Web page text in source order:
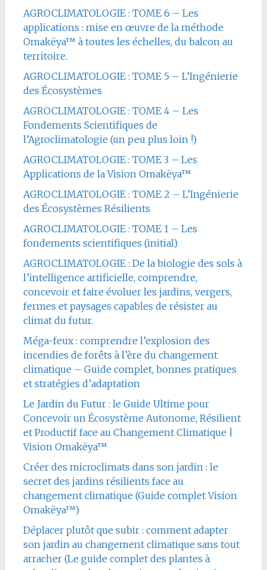
AGROCLIMATOLOGIE : TOME 6 – Les
applications : mise en œuvre de la méthode
Omakëya™ à toutes les échelles, du balcon au
territoire.
AGROCLIMATOLOGIE : TOME 5 – L’Ingénierie
des Écosystèmes
AGROCLIMATOLOGIE : TOME 4 – Les
Fondements Scientifiques de
l’Agroclimatologie (un peu plus loin !)
AGROCLIMATOLOGIE : TOME 3 – Les
Applications de la Vision Omakëya™
AGROCLIMATOLOGIE : TOME 2 – L’Ingénierie
des Écosystèmes Résilients
AGROCLIMATOLOGIE : TOME 1 – Les
fondements scientifiques (initial)
AGROCLIMATOLOGIE : De la biologie des sols à
l’intelligence artificielle, comprendre,
concevoir et faire évoluer les jardins, vergers,
fermes et paysages capables de résister au
climat du futur.
Méga-feux : comprendre l’explosion des
incendies de forêts à l’ère du changement
climatique – Guide complet, bonnes pratiques
et stratégies d’adaptation
Le Jardin du Futur : le Guide Ultime pour
Concevoir un Écosystème Autonome, Résilient
et Productif face au Changement Climatique |
Vision Omakëya™
Créer des microclimats dans son jardin : le
secret des jardins résilients face au
changement climatique (Guide complet Vision
Omakëya™)
Déplacer plutôt que subir : comment adapter
son jardin au changement climatique sans tout
arracher (Le guide complet des plantes à